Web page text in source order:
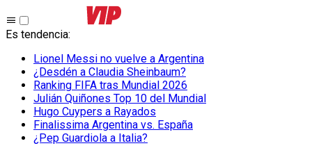
Es tendencia:
Lionel Messi no vuelve a Argentina
¿Desdén a Claudia Sheinbaum?
Ranking FIFA tras Mundial 2026
Julián Quiñones Top 10 del Mundial
Hugo Cuypers a Rayados
Finalissima Argentina vs. España
¿Pep Guardiola a Italia?